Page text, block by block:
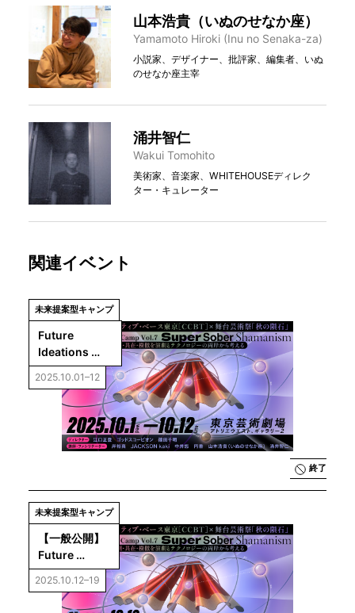
山本浩貴（いぬのせなか座）
Yamamoto Hiroki (Inu no Senaka-za)
小説家、デザイナー、批評家、編集者、いぬ
のせなか座主宰
涌井智仁
Wakui Tomohito
美術家、音楽家、WHITEHOUSEディレク
ター・キュレーター
関連イベント
未来提案型キャンプ
Future
Ideations
Camp Vol.7｜
Super Sober
Shamanism：
同期・共在・
模倣を演劇と
テクノロジー
2025.10.01–12
終了
未来提案型キャンプ
【一般公開】
Future
Ideations
Camp Vol.7：
Super Sober
2025.10.12–19